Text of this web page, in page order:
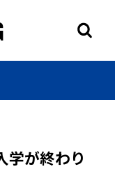
学が終わり